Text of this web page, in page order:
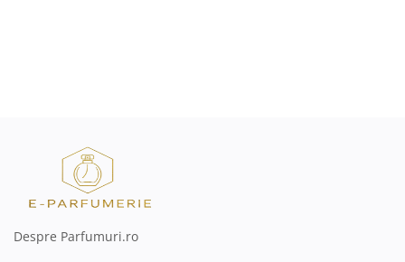
Despre Parfumuri.ro